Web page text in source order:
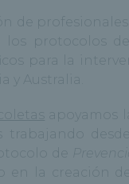
de
protocolos
para la
y Australia.
apoyamos
trabajando
de
en la creación